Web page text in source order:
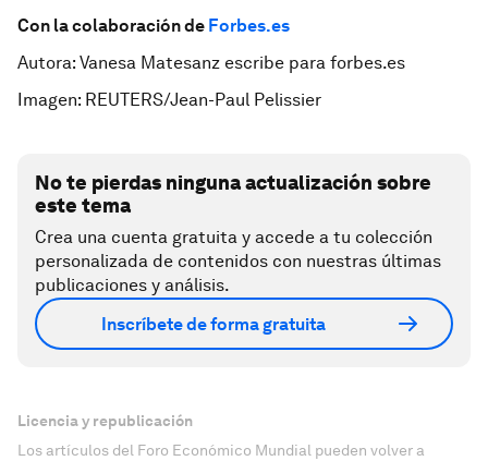
Con la colaboración de Forbes.es
Autora: Vanesa Matesanz escribe para forbes.es
Imagen: REUTERS/Jean-Paul Pelissier
No te pierdas ninguna actualización sobre
este tema
Crea una cuenta gratuita y accede a tu colección
personalizada de contenidos con nuestras últimas
publicaciones y análisis.
Inscríbete de forma gratuita
Licencia y republicación
Los artículos del Foro Económico Mundial pueden volver a